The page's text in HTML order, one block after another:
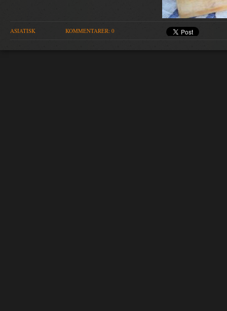
ASIATISK KOMMENTARER: 0